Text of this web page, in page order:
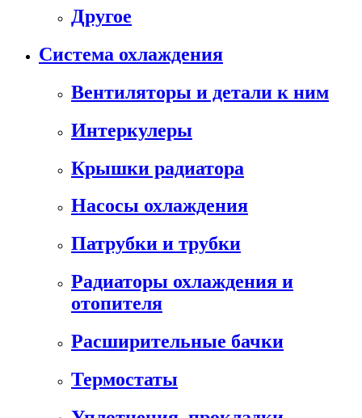
Другое
Система охлаждения
Вентиляторы и детали к ним
Интеркулеры
Крышки радиатора
Насосы охлаждения
Патрубки и трубки
Радиаторы охлаждения и
отопителя
Расширительные бачки
Термостаты